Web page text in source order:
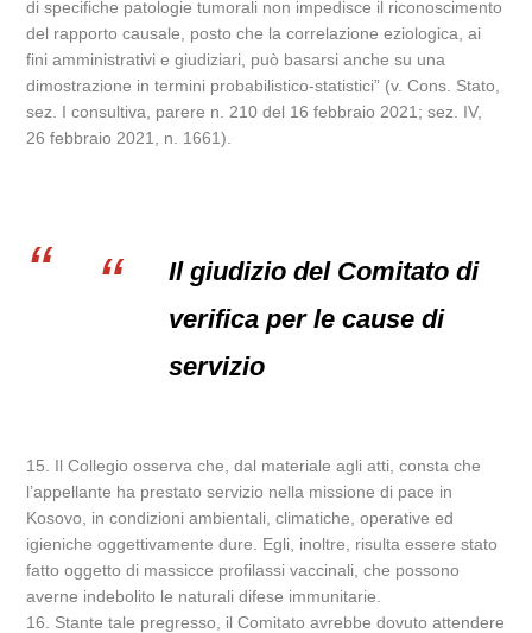
di specifiche patologie tumorali non impedisce il riconoscimento
del rapporto causale, posto che la correlazione eziologica, ai
fini amministrativi e giudiziari, può basarsi anche su una
dimostrazione in termini probabilistico-statistici” (v. Cons. Stato,
sez. I consultiva, parere n. 210 del 16 febbraio 2021; sez. IV,
26 febbraio 2021, n. 1661).
Il giudizio del Comitato di
verifica per le cause di
servizio
15. Il Collegio osserva che, dal materiale agli atti, consta che
l’appellante ha prestato servizio nella missione di pace in
Kosovo, in condizioni ambientali, climatiche, operative ed
igieniche oggettivamente dure. Egli, inoltre, risulta essere stato
fatto oggetto di massicce profilassi vaccinali, che possono
averne indebolito le naturali difese immunitarie.
16. Stante tale pregresso, il Comitato avrebbe dovuto attendere